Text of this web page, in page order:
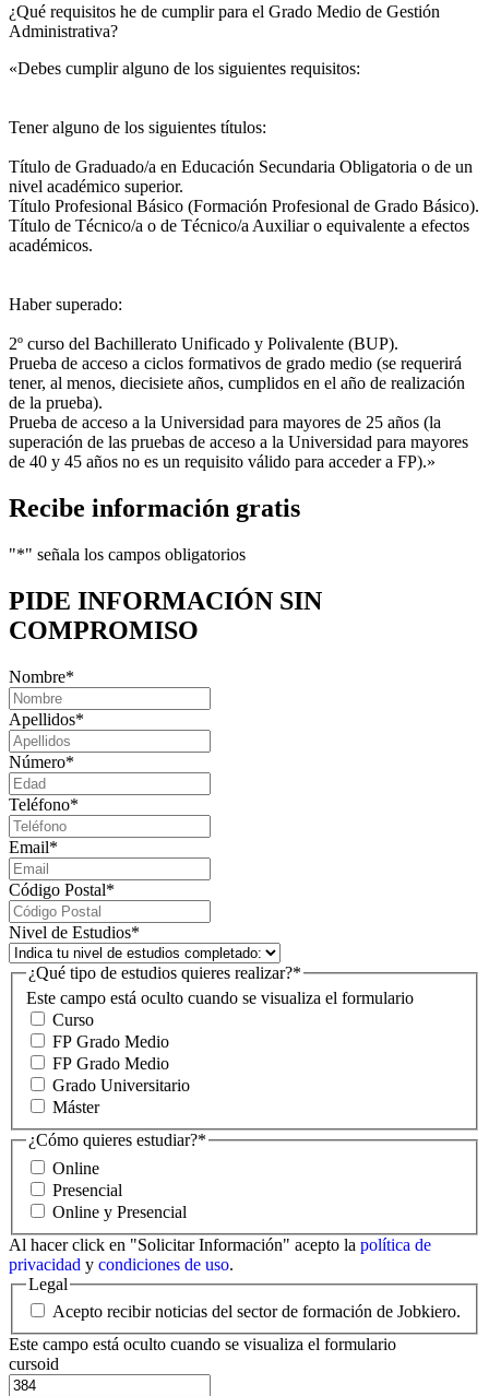
¿Qué requisitos he de cumplir para el Grado Medio de Gestión
Administrativa?
«Debes cumplir alguno de los siguientes requisitos:
Tener alguno de los siguientes títulos:
Título de Graduado/a en Educación Secundaria Obligatoria o de un
nivel académico superior.
Título Profesional Básico (Formación Profesional de Grado Básico).
Título de Técnico/a o de Técnico/a Auxiliar o equivalente a efectos
académicos.
Haber superado:
2º curso del Bachillerato Unificado y Polivalente (BUP).
Prueba de acceso a ciclos formativos de grado medio (se requerirá
tener, al menos, diecisiete años, cumplidos en el año de realización
de la prueba).
Prueba de acceso a la Universidad para mayores de 25 años (la
superación de las pruebas de acceso a la Universidad para mayores
de 40 y 45 años no es un requisito válido para acceder a FP).»
Recibe información gratis
"*" señala los campos obligatorios
PIDE INFORMACIÓN SIN
COMPROMISO
Nombre*
Apellidos*
Número*
Teléfono*
Email*
Código Postal*
Nivel de Estudios*
Este campo está oculto cuando se visualiza el formulario
¿Qué tipo de estudios quieres realizar?*
Curso
FP Grado Medio
FP Grado Medio
Grado Universitario
Máster
¿Cómo quieres estudiar?*
Online
Presencial
Online y Presencial
Al hacer click en "Solicitar Información" acepto la política de
privacidad y condiciones de uso.
Legal
Acepto recibir noticias del sector de formación de Jobkiero.
Este campo está oculto cuando se visualiza el formulario
cursoid